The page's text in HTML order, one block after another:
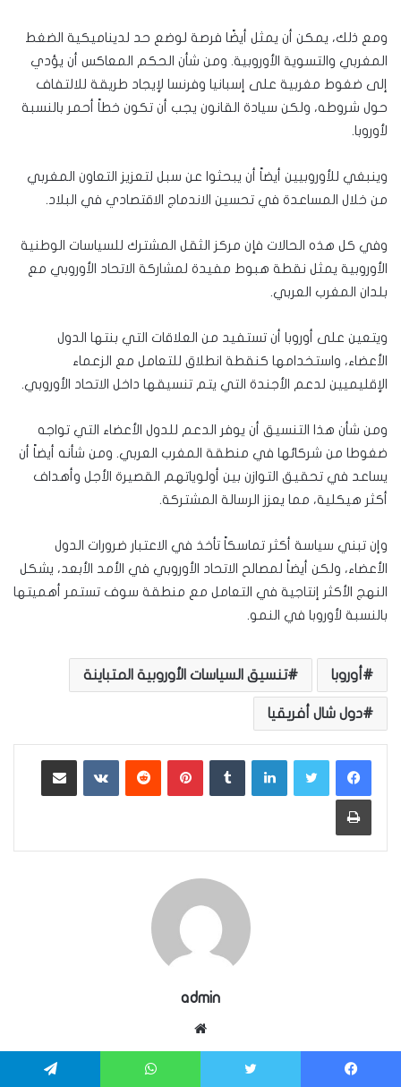
ومع ذلك، يمكن أن يمثل أيضًا فرصة لوضع حد لديناميكية الضغط
المغربي والتسوية الأوروبية. ومن شأن الحكم المعاكس أن يؤدي
إلى ضغوط مغربية على إسبانيا وفرنسا لإيجاد طريقة للالتفاف
حول شروطه، ولكن سيادة القانون يجب أن تكون خطاً أحمر بالنسبة
لأوروبا.
وينبغي للأوروبيين أيضاً أن يبحثوا عن سبل لتعزيز التعاون المغربي
من خلال المساعدة في تحسين الاندماج الاقتصادي في البلاد.
وفي كل هذه الحالات فإن مركز الثقل المشترك للسياسات الوطنية
الأوروبية يمثل نقطة هبوط مفيدة لمشاركة الاتحاد الأوروبي مع
بلدان المغرب العربي.
ويتعين على أوروبا أن تستفيد من العلاقات التي بنتها الدول
الأعضاء، واستخدامها كنقطة انطلاق للتعامل مع الزعماء
الإقليميين لدعم الأجندة التي يتم تنسيقها داخل الاتحاد الأوروبي.
ومن شأن هذا التنسيق أن يوفر الدعم للدول الأعضاء التي تواجه
ضغوطا من شركائها في منطقة المغرب العربي. ومن شأنه أيضاً أن
يساعد في تحقيق التوازن بين أولوياتهم القصيرة الأجل وأهداف
أكثر هيكلية، مما يعزز الرسالة المشتركة.
وإن تبني سياسة أكثر تماسكاً تأخذ في الاعتبار ضرورات الدول
الأعضاء، ولكن أيضاً لمصالح الاتحاد الأوروبي في الأمد الأبعد، يشكل
النهج الأكثر إنتاجية في التعامل مع منطقة سوف تستمر أهميتها
بالنسبة لأوروبا في النمو.
أوروبا تنسيق السياسات الأوروبية المتباينة
دول شال أفريقيا
لينكدإن بينتيريست مشاركة عبر البريد
طباعة
admin
الويب
مقالات ذات صلة